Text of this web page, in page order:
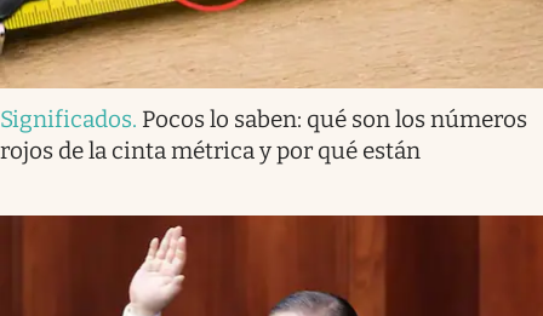
Significados. Pocos lo saben: qué son los números
rojos de la cinta métrica y por qué están